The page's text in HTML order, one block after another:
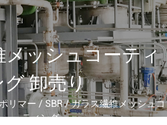
メッシュコーティ
グ 卸売り
ポリマー / SBR/ガラス繊維メッシュコ
ーティング